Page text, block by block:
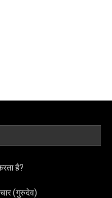
है?
(गुरुदेव)